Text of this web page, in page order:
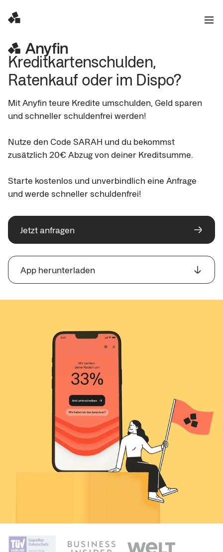
Kreditkartenschulden,
Ratenkauf oder im Dispo?
Mit Anyfin teure Kredite umschulden, Geld sparen
und schneller schuldenfrei werden!
Nutze den Code SARAH und du bekommst
zusätzlich 20€ Abzug von deiner Kreditsumme.
Starte kostenlos und unverbindlich eine Anfrage
und werde schneller schuldenfrei!
Jetzt anfragen
App herunterladen